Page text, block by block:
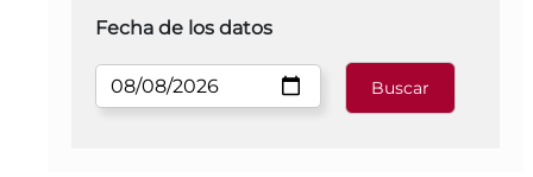
Fecha de los datos